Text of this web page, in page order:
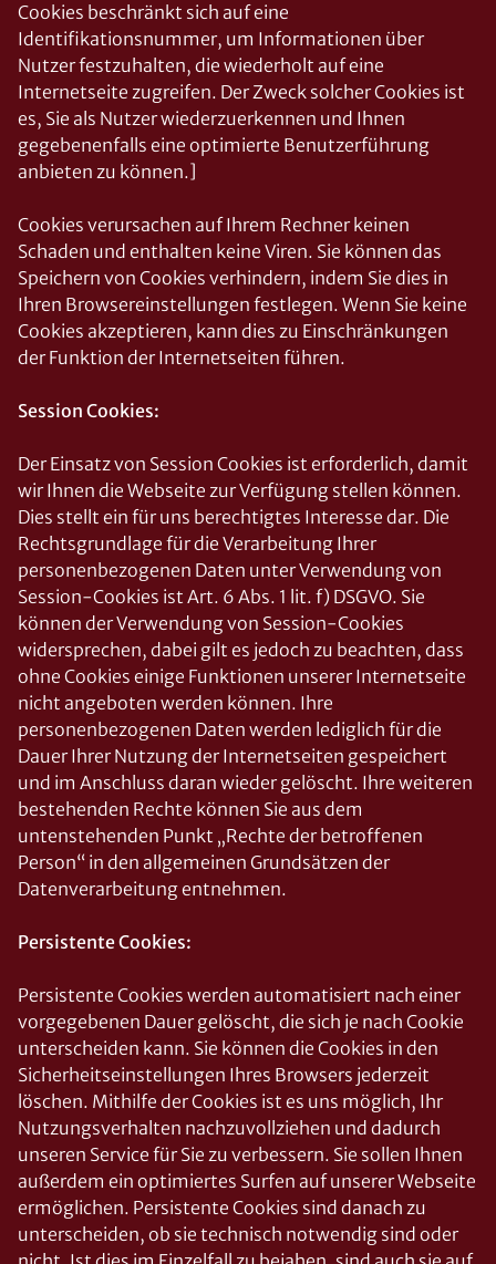
Cookies beschränkt sich auf eine
Identifikationsnummer, um Informationen über
Nutzer festzuhalten, die wiederholt auf eine
Internetseite zugreifen. Der Zweck solcher Cookies ist
es, Sie als Nutzer wiederzuerkennen und Ihnen
gegebenenfalls eine optimierte Benutzerführung
anbieten zu können.]
Cookies verursachen auf Ihrem Rechner keinen
Schaden und enthalten keine Viren. Sie können das
Speichern von Cookies verhindern, indem Sie dies in
Ihren Browsereinstellungen festlegen. Wenn Sie keine
Cookies akzeptieren, kann dies zu Einschränkungen
der Funktion der Internetseiten führen.
Session Cookies:
Der Einsatz von Session Cookies ist erforderlich, damit
wir Ihnen die Webseite zur Verfügung stellen können.
Dies stellt ein für uns berechtigtes Interesse dar. Die
Rechtsgrundlage für die Verarbeitung Ihrer
personenbezogenen Daten unter Verwendung von
Session-Cookies ist Art. 6 Abs. 1 lit. f) DSGVO. Sie
können der Verwendung von Session-Cookies
widersprechen, dabei gilt es jedoch zu beachten, dass
ohne Cookies einige Funktionen unserer Internetseite
nicht angeboten werden können. Ihre
personenbezogenen Daten werden lediglich für die
Dauer Ihrer Nutzung der Internetseiten gespeichert
und im Anschluss daran wieder gelöscht. Ihre weiteren
bestehenden Rechte können Sie aus dem
untenstehenden Punkt „Rechte der betroffenen
Person“ in den allgemeinen Grundsätzen der
Datenverarbeitung entnehmen.
Persistente Cookies:
Persistente Cookies werden automatisiert nach einer
vorgegebenen Dauer gelöscht, die sich je nach Cookie
unterscheiden kann. Sie können die Cookies in den
Sicherheitseinstellungen Ihres Browsers jederzeit
löschen. Mithilfe der Cookies ist es uns möglich, Ihr
Nutzungsverhalten nachzuvollziehen und dadurch
unseren Service für Sie zu verbessern. Sie sollen Ihnen
außerdem ein optimiertes Surfen auf unserer Webseite
ermöglichen. Persistente Cookies sind danach zu
unterscheiden, ob sie technisch notwendig sind oder